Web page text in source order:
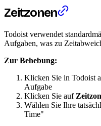
Zeitzonen
Todoist verwendet
Aufgaben, was zu
Zur Behebung:
Klicken Sie in Todoist
Aufgabe
Klicken Sie auf
Wählen Sie Ihre
Time"